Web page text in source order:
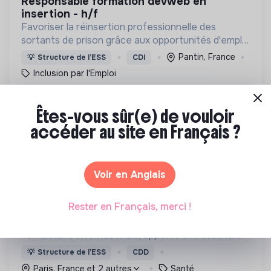
insertion - h/f
Favoriser la réinsertion professionnelle des
sortants de prison grâce aux opportunités d'emploi
présentes dans le milieu du numérique
💡 Structure de l’ESS CDI
Pantin, France
Inclusion par l'Emploi
référent.e homere f/h
humanitaire internationale, apporte une assistance
médicale à des populations dont la vie est
menacée.
💡 Structure de l’ESS CDD
Paris, France et 2 autres Santé
Êtes-vous sûr(e) de vouloir
accéder au site en Français ?
Voir en Anglais
Rester en Français, merci !